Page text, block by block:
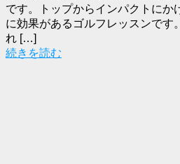
です。トップからインパクトにか
に効果があるゴルフレッスンです
れ […]
続きを読む